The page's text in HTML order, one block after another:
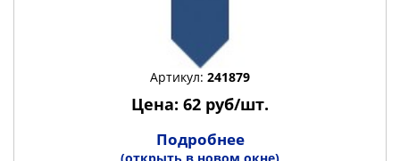
Артикул: 241879
Цена: 62 руб/шт.
Подробнее